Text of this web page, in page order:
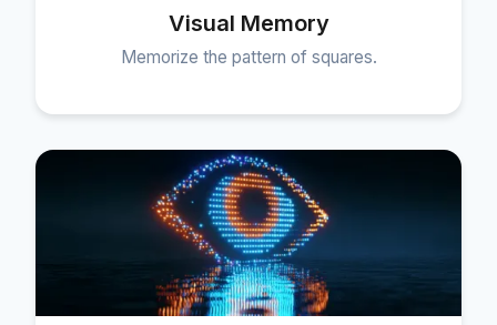
Visual Memory
Memorize the pattern of squares.